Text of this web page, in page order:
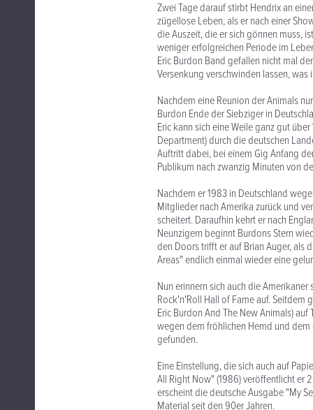
Zwei Tage darauf stirbt Hendrix an
zügellose Leben, als er nach einer
die Auszeit, die er sich gönnen muss,
weniger erfolgreichen Periode im
Eric Burdon Band gefallen nicht mal
Versenkung verschwinden lassen,
Nachdem eine Reunion der Animals
Burdon Ende der Siebziger in
Eric kann sich eine Weile ganz gut
Department) durch die deutschen
Auftritt dabei, bei einem Gig Anfang
Publikum nach zwanzig Minuten von
Nachdem er 1983 in Deutschland
Mitglieder nach Amerika zurück und
scheitert. Daraufhin kehrt er nach
Neunzigern beginnt Burdons Stern
den Doors trifft er auf Brian Auger, als
Areas" endlich einmal wieder eine
Nun erinnern sich auch die
Rock'n'Roll Hall of Fame auf. Seitdem
Eric Burdon And The New Animals)
wegen dem fröhlichen Hemd und dem
gefunden.
Eine Einstellung, die sich auch auf
All Right Now" (1986) veröffentlicht er
erscheint die deutsche Ausgabe "My
Material seit den 90er Jahren.